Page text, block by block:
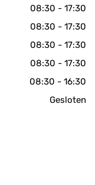
08:30 - 17:30
08:30 - 17:30
08:30 - 17:30
08:30 - 17:30
08:30 - 16:30
Gesloten